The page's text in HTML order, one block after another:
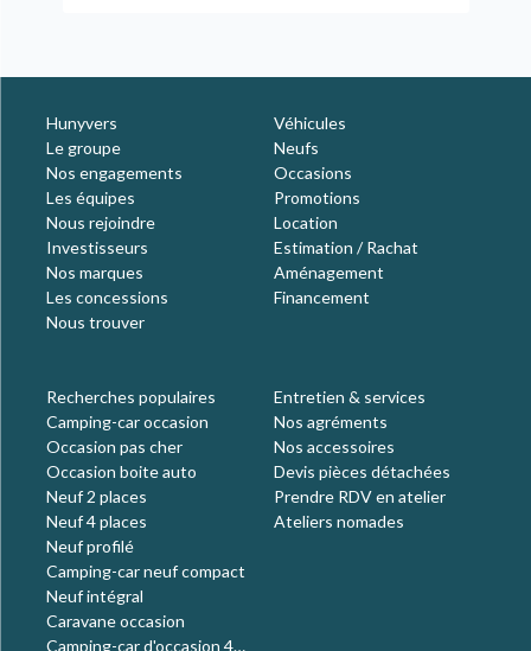
Hunyvers
Le groupe
Nos engagements
Les équipes
Nous rejoindre
Investisseurs
Nos marques
Les concessions
Nous trouver
Véhicules
Neufs
Occasions
Promotions
Location
Estimation / Rachat
Aménagement
Financement
Recherches populaires
Camping-car occasion
Occasion pas cher
Occasion boite auto
Neuf 2 places
Neuf 4 places
Neuf profilé
Camping-car neuf compact
Neuf intégral
Caravane occasion
Camping-car d'occasion 4
Entretien & services
Nos agréments
Nos accessoires
Devis pièces détachées
Prendre RDV en atelier
Ateliers nomades